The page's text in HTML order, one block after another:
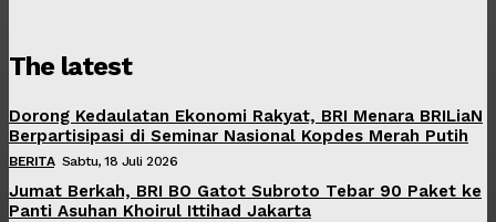
The latest
Dorong Kedaulatan Ekonomi Rakyat, BRI Menara BRILiaN
Berpartisipasi di Seminar Nasional Kopdes Merah Putih
BERITA Sabtu, 18 Juli 2026
Jumat Berkah, BRI BO Gatot Subroto Tebar 90 Paket ke
Panti Asuhan Khoirul Ittihad Jakarta